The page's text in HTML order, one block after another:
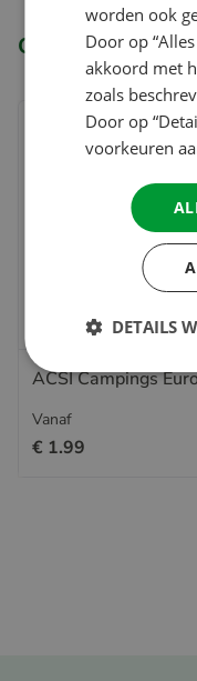
Gerelateerde
ACSI Campings
Vanaf
€ 1.99
worden ook
Door op
akkoord met
zoals
Door op
voorkeuren
DETAILS